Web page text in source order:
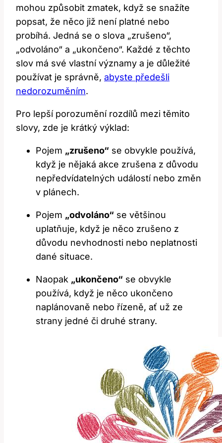
mohou způsobit zmatek, když se snažíte
popsat, že něco již není platné nebo
probíhá. Jedná se o slova „zrušeno“,
„odvoláno“ a „ukončeno“. Každé z těchto
slov má své vlastní významy a je důležité
používat je správně, abyste předešli
nedorozuměním.
Pro lepší porozumění rozdílů mezi těmito
slovy, zde je krátký výklad:
Pojem „zrušeno“ se obvykle používá,
když je nějaká akce zrušena z důvodu
nepředvídatelných událostí nebo změn
v plánech.
Pojem „odvoláno“ se většinou
uplatňuje, když je něco zrušeno z
důvodu nevhodnosti nebo neplatnosti
dané situace.
Naopak „ukončeno“ se obvykle
používá, když je něco ukončeno
naplánovaně nebo řízeně, ať už ze
strany jedné či druhé strany.